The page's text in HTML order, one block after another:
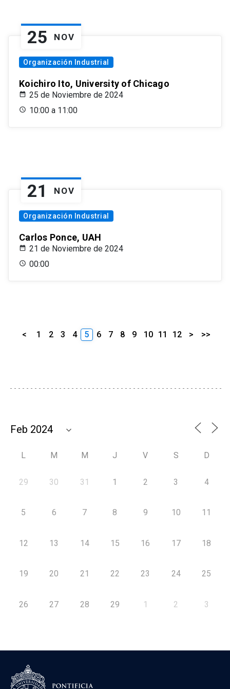
25 NOV
Organización Industrial
Koichiro Ito, University of Chicago
25 de Noviembre de 2024
10:00 a 11:00
21 NOV
Organización Industrial
Carlos Ponce, UAH
21 de Noviembre de 2024
00:00
< 1 2 3 4 5 6 7 8 9 10 11 12 > >>
L M M J V S D
29 30 31 1 2 3 4
5 6 7 8 9 10 11
12 13 14 15 16 17 18
19 20 21 22 23 24 25
26 27 28 29 1 2 3